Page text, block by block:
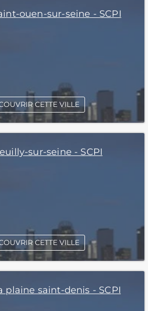
ouen-sur-seine - SCPI
CETTE VILLE
sur-seine - SCPI
CETTE VILLE
plaine saint-denis - SCPI